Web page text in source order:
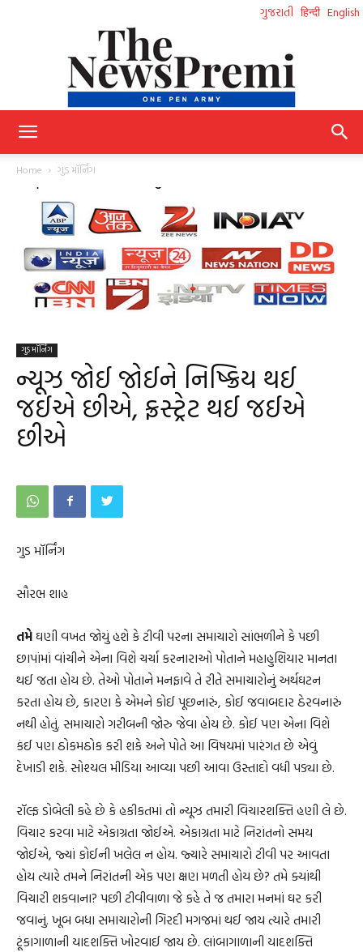
ગુજરાતી हिन्दी English
Gujarati
Home ગુડ મૉર્નિંગ
ગુડ મૉર્નિંગ
ન્યૂઝ જોઈ જોઈને નિષ્ક્રિય થઈ
જઈએ છીએ, ફ્રસ્ટ્રેટ થઈ જઈએ
છીએ
ગુડ મૉર્નિંગ
સૌરભ શાહ
તમેઘણી વખત જોયું હશે કે ટીવી પરના સમાચારો સાંભળીને કે પછી
છાપાંમાં વાંચીને એના વિશે ચર્ચા કરનારાઓ પોતાને મહાહુશિયાર માનતા
થઈ જતા હોય છે. તેઓ પોતાને મનફાવે તે રીતે સમાચારોનું અર્થઘટન
કરતા હોય છે, કારણ કે એમને કોઈ પૂછનારું, કોઈ જવાબદાર ઠેરવનારું
નથી હોતું. સમાચારો ગરીબની જોરુ જેવા હોય છે. કોઈ પણ એના વિશે
કંઈ પણ ઠોકમઠોક કરી શકે અને પોતે આ વિષયમાં પારંગત છે એવું
દેખાડી શકે. સોશ્યલ મીડિયા આવ્યા પછી આવા ઉસ્તાદો વધી પડ્યા છે.
રૉલ્ફ ડોબેલી કહે છે કે હકીકતમાં તો ન્યૂઝ તમારી વિચારશક્તિ હણી લે છે.
વિચાર કરવા માટે એકાગ્રતા જોઈએ. એકાગ્રતા માટે નિરાંતનો સમય
જોઈએ, જ્યાં કોઈની ખલેલ ન હોય. જ્યારે સમાચારો ટીવી પર આવતા
હોય ત્યારે તમને નિરાંતની એક પણ ક્ષણ મળતી હોય છે? તમે ક્યાંથી
વિચારી શકવાના? પછી ટીવીવાળા જે કહે તે જ તમારા મનમાં ઘર કરી
જવાનું. ખૂબ બધા સમાચારોની ગિરદી મગજમાં થઈ જાય ત્યારે તમારી
ટૂંકાગાળાની યાદશક્તિ ખોરવાઈ જાય છે. લાંબાગાળાની યાદશક્તિ